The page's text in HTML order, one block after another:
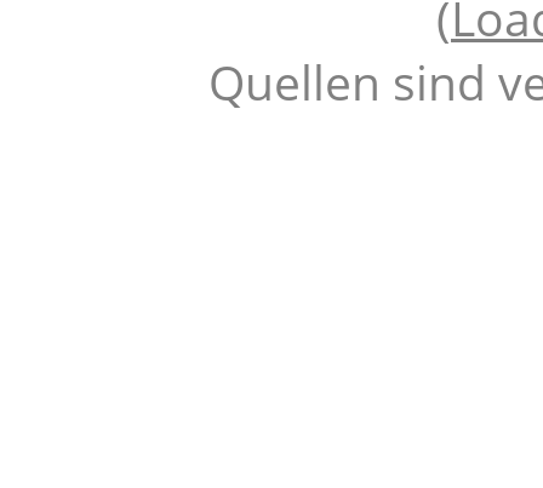
(
Quellen sind